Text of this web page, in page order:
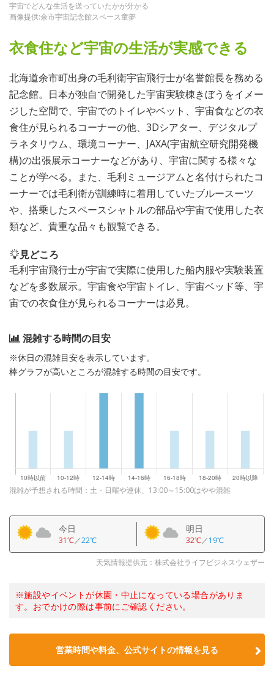
宇宙でどんな生活を送っていたかが分かる
画像提供:余市宇宙記念館スペース童夢
衣食住など宇宙の生活が実感できる
北海道余市町出身の毛利衛宇宙飛行士が名誉館長を務める
記念館。日本が独自で開発した宇宙実験棟きぼうをイメー
ジした空間で、宇宙でのトイレやベット、宇宙食などの衣
食住が見られるコーナーの他、3Dシアター、デジタルプ
ラネタリウム、環境コーナー、JAXA(宇宙航空研究開発機
構)の出張展示コーナーなどがあり、宇宙に関する様々な
ことが学べる。また、毛利ミュージアムと名付けられたコ
ーナーでは毛利衛が訓練時に着用していたブルースーツ
や、搭乗したスペースシャトルの部品や宇宙で使用した衣
類など、貴重な品々も観覧できる。
見どころ
毛利宇宙飛行士が宇宙で実際に使用した船内服や実験装置
などを多数展示。宇宙食や宇宙トイレ、宇宙ベッド等、宇
宙での衣食住が見られるコーナーは必見。
混雑する時間の目安
※休日の混雑目安を表示しています。
棒グラフが高いところが混雑する時間の目安です。
混雑が予想される時間：土・日曜や連休、13:00～15:00はやや混雑
今日
31℃／22℃
明日
32℃／19℃
天気情報提供元：株式会社ライフビジネスウェザー
※施設やイベントが休園・中止になっている場合がありま
す。おでかけの際は事前にご確認ください。
営業時間や料金、公式サイトの情報を見る